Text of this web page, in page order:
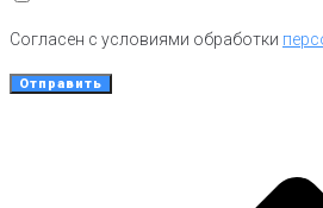
Согласен с условиями обработки
Отправить